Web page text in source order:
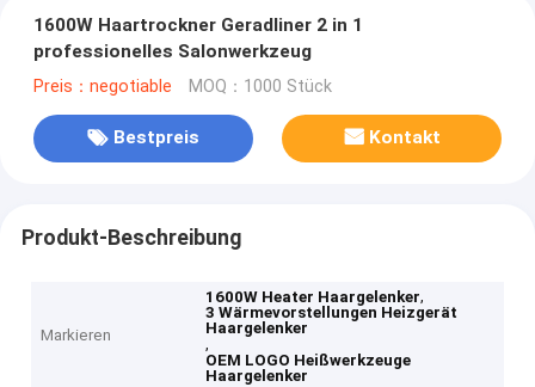
1600W Haartrockner Geradliner 2 in 1
professionelles Salonwerkzeug
Preis：negotiable MOQ：1000 Stück
Bestpreis Kontakt
Produkt-Beschreibung
Markieren
1600W Heater Haargelenker,
3 Wärmevorstellungen Heizgerät
Haargelenker
,
OEM LOGO Heißwerkzeuge
Haargelenker